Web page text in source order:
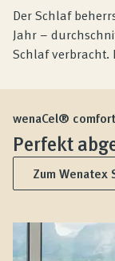
Der Schlaf
Jahr –
Schlaf verbracht.
wenaCel®
Perfekt
Zum Wenatex